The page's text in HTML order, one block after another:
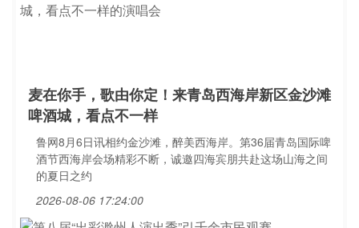
麦在你手，歌由你定！来青岛西海岸新区金沙滩
啤酒城，看点不一样
鲁网8月6日讯相约金沙滩，醉美西海岸。第36届青岛国际啤
酒节西海岸会场精彩不断，诚邀四海宾朋共赴这场山海之间
的夏日之约
2026-08-06 17:24:00